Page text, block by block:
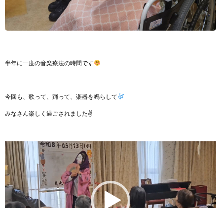
半年に一度の音楽療法の時間です
今回も、歌って、踊って、楽器を鳴らして
みなさん楽しく過ごされました✌️
動
画
プ
レ
ー
ヤ
ー